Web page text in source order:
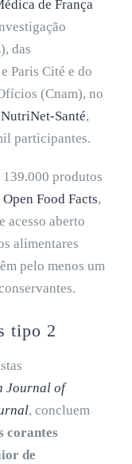
de França
das
Paris Cité e do
(Cnam), no
Santé,
participantes.
139.000 produtos
Open Food Facts,
acesso aberto
alimentares
pelo menos um
tipo 2
Journal of
, concluem
corantes
de